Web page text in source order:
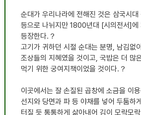
순대가 우리나라에 전해진 것은 삼국시대
등으로 나뉘지만 1800년대 [시의전서]에
등장한다.？
고기가 귀하던 시절 순대는 분명, 남김없
조상들의 지혜였을 것이고, 국밥은 더 많
먹기 위한 궁여지책이었을 것이다.？
이곳에서는 잘 손질된 곱창에 소금을 이
선지와 당면과 파 등 야채를 넣어 두툼하
터질 듯 통통하게 삶아내어 김이 모락모